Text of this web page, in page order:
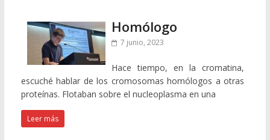
Homólogo
7 junio, 2023
Hace tiempo, en la cromatina,
escuché hablar de los cromosomas homólogos a otras
proteínas. Flotaban sobre el nucleoplasma en una
Leer más